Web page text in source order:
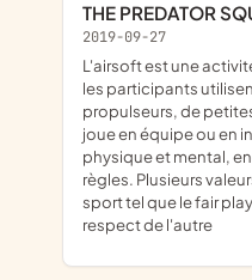
THE PREDATOR
2019-09-27
l'airsoft est une activité de loisir et un sport dans lequel
les participants
propulseurs, de
joue en équipe ou en
physique et mental,
règles. Plusieurs
sport tel que le fair
respect de l'autre